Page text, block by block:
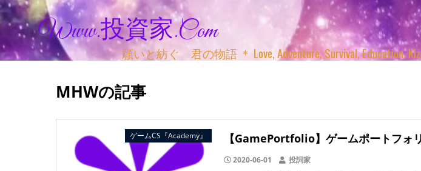
Www.投資家.com
願いと紡ぐ 君の物語 ＊ Love, Adventure, Survival,
MHWの記事
ゲームCS『Academy』 【GamePortfolio】ゲームポートフォ
2020-06-01 投詞家